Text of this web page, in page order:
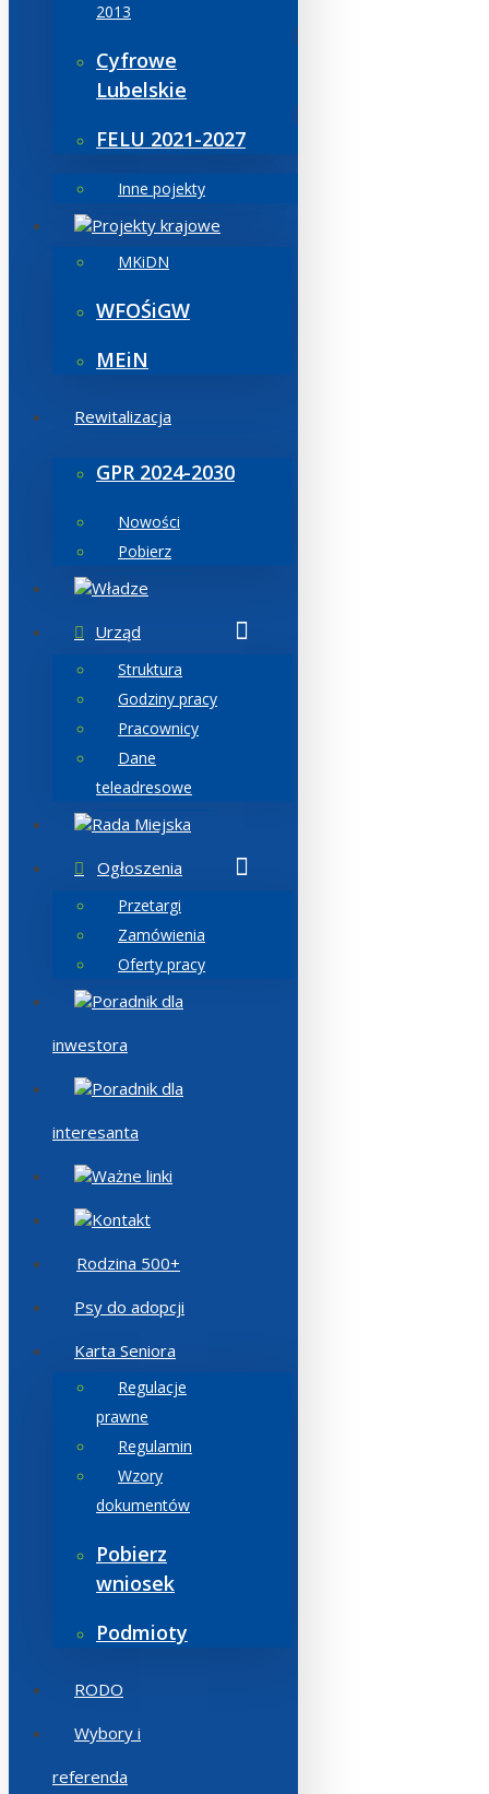
2013
Cyfrowe
Lubelskie
FELU 2021-2027
Inne pojekty
Projekty krajowe
MKiDN
WFOŚiGW
MEiN
Rewitalizacja
GPR 2024-2030
Nowości
Pobierz
Władze
Urząd
Struktura
Godziny pracy
Pracownicy
Dane
teleadresowe
Rada Miejska
Ogłoszenia
Przetargi
Zamówienia
Oferty pracy
Poradnik dla
inwestora
Poradnik dla
interesanta
Ważne linki
Kontakt
Rodzina 500+
Psy do adopcji
Karta Seniora
Regulacje
prawne
Regulamin
Wzory
dokumentów
Pobierz
wniosek
Podmioty
RODO
Wybory i
referenda